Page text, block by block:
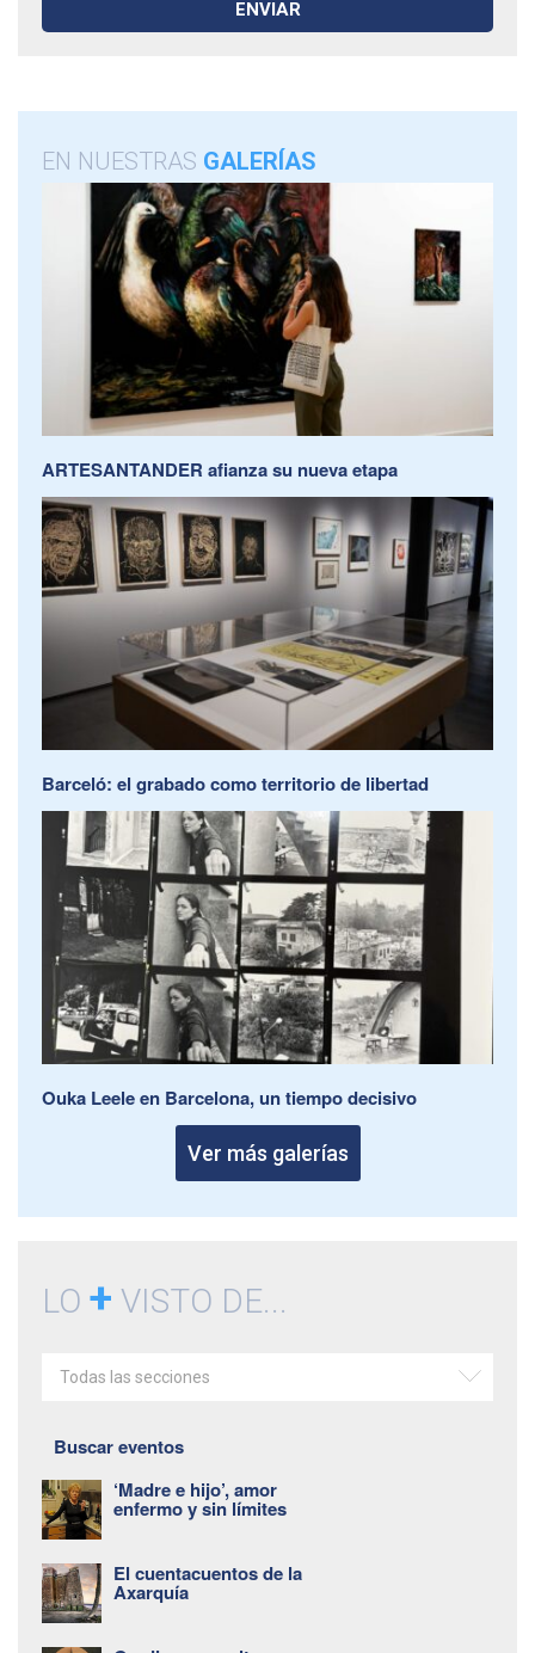
EN NUESTRAS GALERÍAS
ARTESANTANDER afianza su nueva etapa
Barceló: el grabado como territorio de libertad
Ouka Leele en Barcelona, un tiempo decisivo
Ver más galerías
LO + VISTO DE...
Todas las secciones
Buscar eventos
‘Madre e hijo’, amor
enfermo y sin límites
El cuentacuentos de la
Axarquía